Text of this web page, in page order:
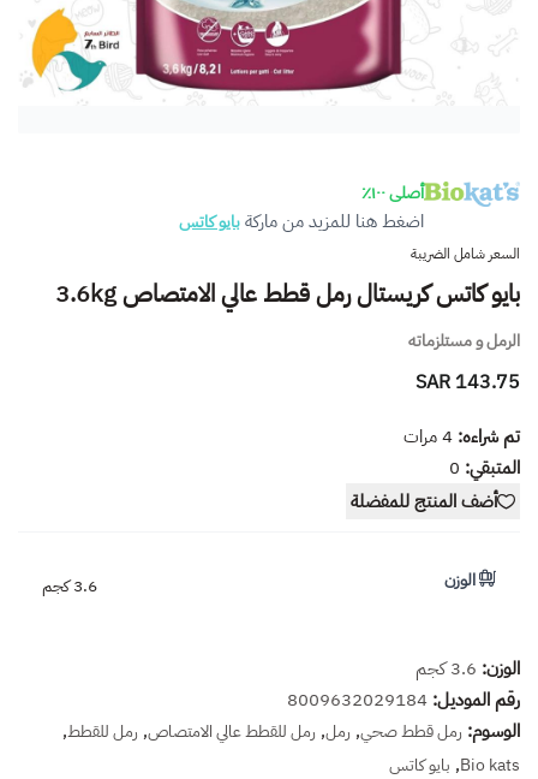
أصلى ١٠٠٪
اضغط هنا للمزيد من ماركةبايو كاتس
السعر شامل الضريبة
بايو كاتس كريستال رمل قطط عالي الامتصاص 3.6kg
الرمل و مستلزماته
143.75 SAR
تم شراءه: 4مرات
المتبقي: 0
أضف المنتج للمفضلة
الوزن 3.6 كجم
الوزن: 3.6 كجم
رقم الموديل: 8009632029184
الوسوم: رمل قطط صحي, رمل, رمل للقطط عالي الامتصاص, رمل للقطط,
Bio kats
, بايو كاتس